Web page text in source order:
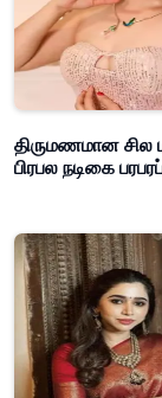
திருமணமான சில
பிரபல நடிகை